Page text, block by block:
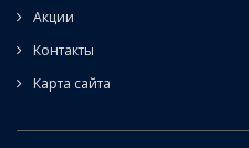
Акции
Контакты
Карта сайта